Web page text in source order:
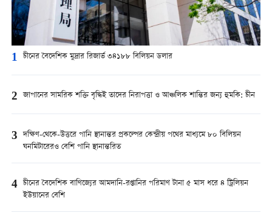
1 চীনের বৈদেশিক মুদ্রার রিজার্ভ ৩৪১৮৮ বিলিয়ন ডলার
2 জাপানের সামরিক শক্তি বৃদ্ধিই তাদের নিরাপত্তা ও আঞ্চলিক শান্তির জন্য হুমকি: চীন
3 দক্ষিণ-থেকে-উত্তরে পানি স্থানান্তর প্রকল্পের কেন্দ্রীয় পথের মাধ্যমে ৮০ বিলিয়ন
ঘনমিটারেরও বেশি পানি স্থানান্তরিত
4 চীনের বৈদেশিক বাণিজ্যের আমদানি-রপ্তানির পরিমাণ টানা ৫ মাস ধরে ৪ ট্রিলিয়ন
ইউয়ানের বেশি